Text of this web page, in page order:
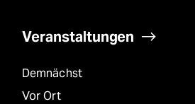
Veranstaltungen
Demnächst
Vor Ort